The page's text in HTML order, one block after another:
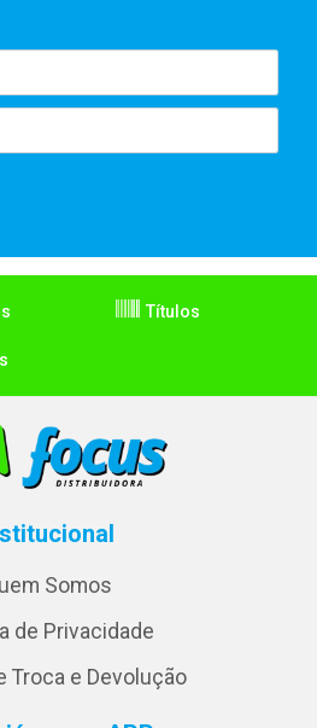
Títulos
Somos
de Privacidade
Troca e Devolução